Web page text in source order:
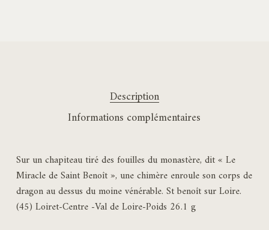
Description
Informations complémentaires
Sur un chapiteau tiré des fouilles du monastère, dit « Le
Miracle de Saint Benoît », une chimère enroule son corps de
dragon au dessus du moine vénérable. St benoît sur Loire.
(45) Loiret-Centre -Val de Loire-Poids 26.1 g